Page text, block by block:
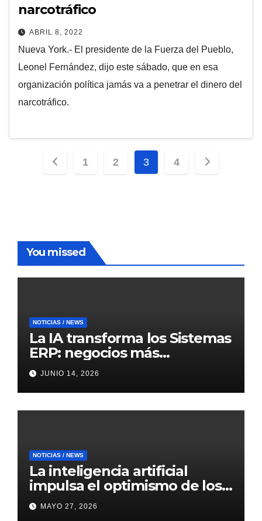
narcotráfico
ABRIL 8, 2022
Nueva York.- El presidente de la Fuerza del Pueblo,
Leonel Fernández, dijo este sábado, que en esa
organización política jamás va a penetrar el dinero del
narcotráfico.
Paginación
1 2 3 4
You missed
NOTICIAS / NEWS
La IA transforma los Sistemas
ERP: negocios más
inteligentes, predictivos y
eficientes
JUNIO 14, 2026
NOTICIAS / NEWS
La inteligencia artificial
impulsa el optimismo de los
mercados internacionales
MAYO 27, 2026